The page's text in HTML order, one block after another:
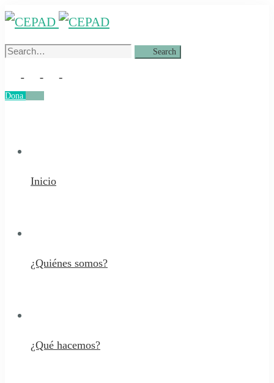
Search
Search
Dona
Inicio
¿Quiénes somos?
¿Qué hacemos?